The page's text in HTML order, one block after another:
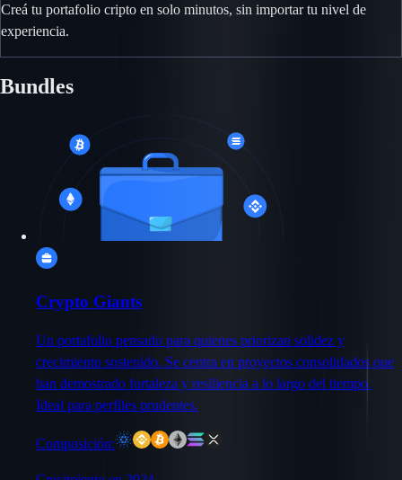
Creá tu portafolio cripto en solo minutos, sin importar tu nivel de
experiencia.
Bundles
Crypto Giants
Un portafolio pensado para quienes priorizan solidez y
crecimiento sostenido. Se centra en proyectos consolidados que
han demostrado fortaleza y resiliencia a lo largo del tiempo.
Ideal para perfiles prudentes.
Composición: